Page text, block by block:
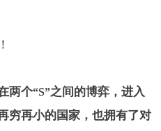
两个“S”之间的博弈，进入
穷再小的国家，也拥有了对